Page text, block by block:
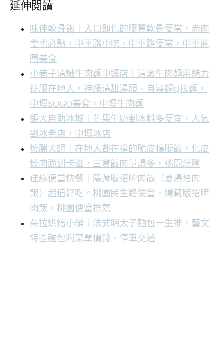
延伸閱讀
味佳軟骨飯｜入口即化的膠質軟骨便當，赤肉
羹也必點，中平路小吃，中平路便當，中平商
圈美食
小巷子清燉牛肉麵中壢店｜清燉牛肉麵用魅力
征服在地人，神級清甜湯頭、自製超Q拉麵，
中壢SOGO美食，中壢牛肉麵
鉅大自助冰城｜芒果牛奶剉冰料多便宜，人氣
剉冰老店，中壢冰店
燒臘大師｜在地人都在搶的脆皮鴨腿飯，化皮
燒肉脆到卡滋，三寶飯肉量爆多，桃園燒臘
佳緣便當快餐｜隱藏版招牌肉飯（蔥爆豬肉
飯）超值好吃。桃園民生路便當，隱藏版招牌
肉飯，桃園便當推薦
朵拉烘焙小舖｜法式明太子麵包一生推，藝文
特區麵包附菜單價錢、停車交通